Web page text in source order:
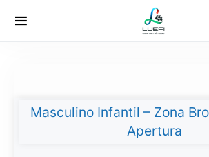
Masculino Infantil – Zona
Apertura